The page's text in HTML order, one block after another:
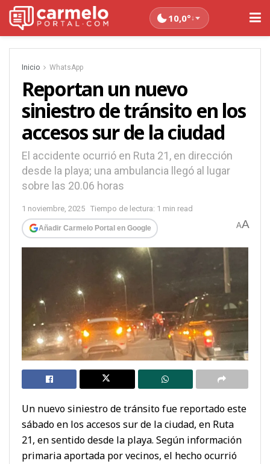
10,0°↓
Inicio WhatsApp
Reportan un nuevo
siniestro de tránsito en los
accesos sur de la ciudad
El accidente ocurrió en Ruta 21, en dirección
desde la playa; una ambulancia llegó al lugar
sobre las 20.06 horas
1 noviembre, 2025 Tiempo de lectura: 1 min read
Añadir Carmelo Portal en Google AA
Un nuevo siniestro de tránsito fue reportado este
sábado en los accesos sur de la ciudad, en Ruta
21, en sentido desde la playa. Según información
primaria aportada por vecinos, el hecho ocurrió